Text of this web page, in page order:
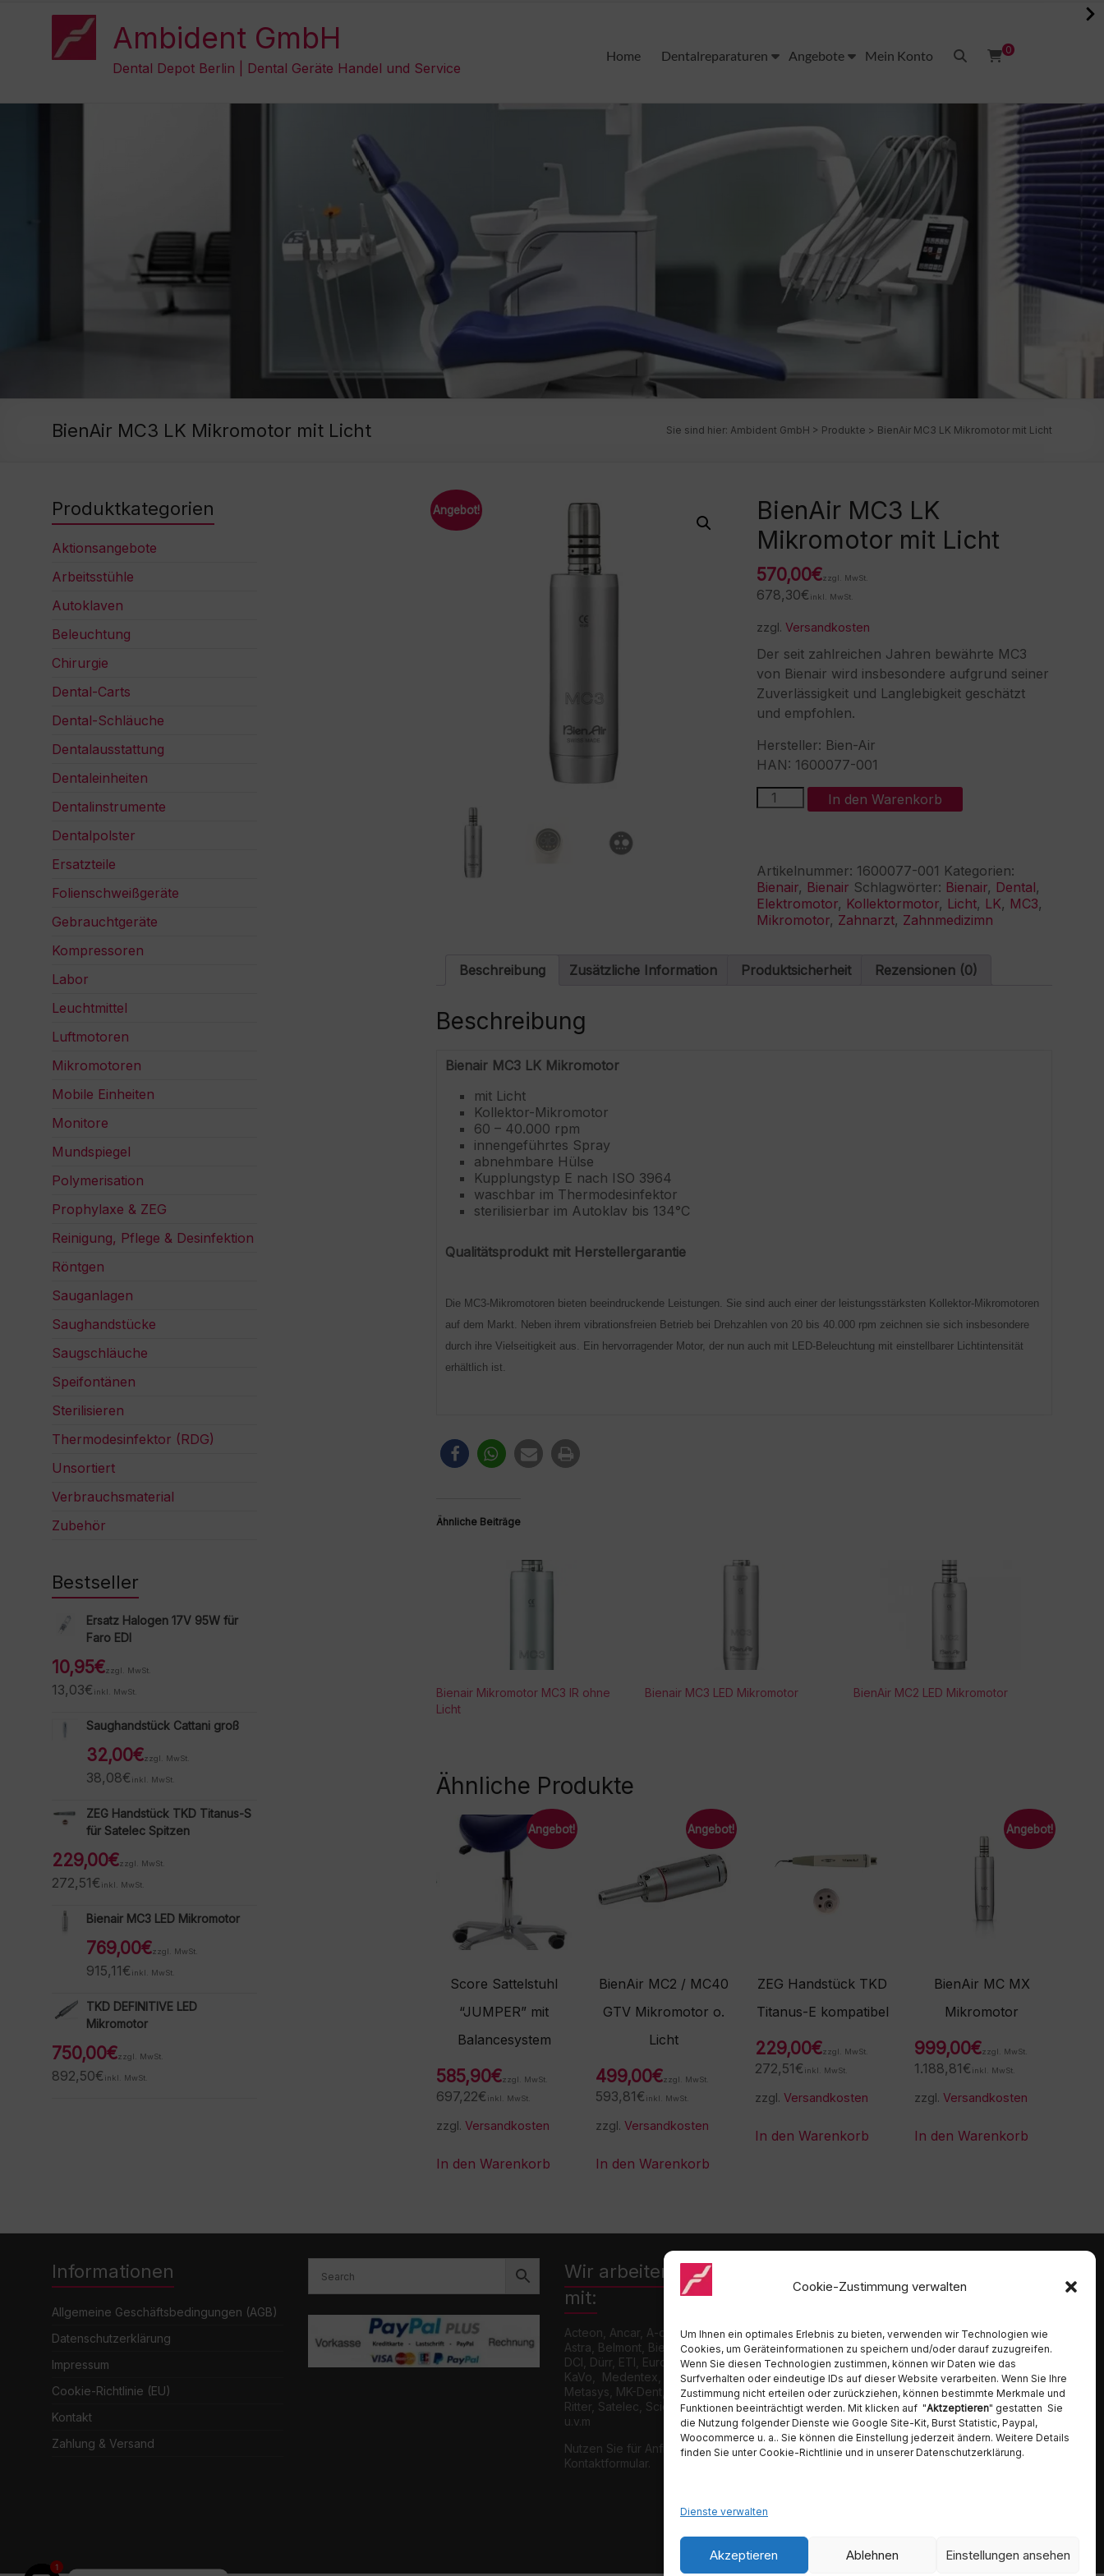
Cookie-Zustimmung verwalten
Um Ihnen ein optimales Erlebnis zu bieten, verwenden wir Technologien wie
Cookies, um Geräteinformationen zu speichern und/oder darauf zuzugreifen.
Wenn Sie diesen Technologien zustimmen, können wir Daten wie das
Surfverhalten oder eindeutige IDs auf dieser Website verarbeiten. Wenn Sie Ihre
Zustimmung nicht erteilen oder zurückziehen, können bestimmte Merkmale und
Funktionen beeinträchtigt werden. Mit klicken auf "Aktzeptieren" gestatten Sie
die Nutzung folgender Dienste wie Google Site-Kit, Burst Statistic, Paypal,
Woocommerce u. a.. Sie können die Einstellung jederzeit ändern. Weitere Details
finden Sie unter Cookie-Richtlinie und in unserer Datenschutzerklärung.
Dienste verwalten
Akzeptieren Ablehnen Einstellungen ansehen
Ambident GmbH
Dental Depot Berlin | Dental Geräte Handel und Service
0
Home Dentalreparaturen Angebote Mein Konto
BienAir MC3 LK Mikromotor mit Licht Sie sind hier: Ambident GmbH > Produkte > BienAir MC3 LK Mikromotor mit Licht
Angebot!
BienAir MC3 LK
Mikromotor mit Licht
570,00€zzgl. MwSt.
678,30€ inkl. MwSt.
zzgl. Versandkosten
Der seit zahlreichen Jahren bewährte MC3
von Bienair wird insbesondere aufgrund seiner
Zuverlässigkeit und Langlebigkeit geschätzt
und empfohlen.
Hersteller: Bien-Air
HAN: 1600077-001
BienAir
MC3
Licht
Menge
In den Warenkorb
n
a
t
i
e
:
Artikelnummer: 1600077-001 Kategorien:
Bienair, Bienair Schlagwörter: Bienair, Dental,
Elektromotor, Kollektormotor, Licht, LK, MC3,
Mikromotor, Zahnarzt, Zahnmedizimn
Beschreibung Zusätzliche Information Produktsicherheit Rezensionen (0)
Beschreibung
Bienair MC3 LK Mikromotor
mit Licht
Kollektor-Mikromotor
60 – 40.000 rpm
innengeführtes Spray
abnehmbare Hülse
Kupplungstyp E nach ISO 3964
waschbar im Thermodesinfektor
sterilisierbar im Autoklav bis 134°C
Qualitätsprodukt mit Herstellergarantie
Die MC3-Mikromotoren bieten beeindruckende Leistungen. Sie sind auch einer der leistungsstärksten Kollektor-Mikromotoren
auf dem Markt. Neben ihrem vibrationsfreien Betrieb bei Drehzahlen von 20 bis 40.000 rpm zeichnen sie sich insbesondere
durch ihre Vielseitigkeit aus. Ein hervorragender Motor, der nun auch mit LED-Beleuchtung mit einstellbarer Lichtintensität
erhältlich ist.
Ähnliche Beiträge
Bienair Mikromotor MC3 IR ohne
Licht
Bienair MC3 LED Mikromotor BienAir MC2 LED Mikromotor
Ähnliche Produkte
Angebot!
Score Sattelstuhl
“JUMPER” mit
Balancesystem
585,90€zzgl. MwSt.
697,22€ inkl. MwSt.
zzgl. Versandkosten
In den Warenkorb
Angebot!
BienAir MC2 / MC40
GTV Mikromotor o.
Licht
499,00€zzgl. MwSt.
593,81€ inkl. MwSt.
zzgl. Versandkosten
In den Warenkorb
ZEG Handstück TKD
Titanus-E kompatibel
229,00€zzgl. MwSt.
272,51€ inkl. MwSt.
zzgl. Versandkosten
In den Warenkorb
Angebot!
BienAir MC MX
Mikromotor
999,00€zzgl. MwSt.
1.188,81€ inkl. MwSt.
zzgl. Versandkosten
In den Warenkorb
Produktkategorien
Aktionsangebote
Arbeitsstühle
Autoklaven
Beleuchtung
Chirurgie
Dental-Carts
Dental-Schläuche
Dentalausstattung
Dentaleinheiten
Dentalinstrumente
Dentalpolster
Ersatzteile
Folienschweißgeräte
Gebrauchtgeräte
Kompressoren
Labor
Leuchtmittel
Luftmotoren
Mikromotoren
Mobile Einheiten
Monitore
Mundspiegel
Polymerisation
Prophylaxe & ZEG
Reinigung, Pflege & Desinfektion
Röntgen
Sauganlagen
Saughandstücke
Saugschläuche
Speifontänen
Sterilisieren
Thermodesinfektor (RDG)
Unsortiert
Verbrauchsmaterial
Zubehör
Bestseller
Ersatz Halogen 17V 95W für
Faro EDI
10,95€zzgl. MwSt.
13,03€ inkl. MwSt.
Saughandstück Cattani groß
32,00€zzgl. MwSt.
38,08€ inkl. MwSt.
ZEG Handstück TKD Titanus-S
für Satelec Spitzen
229,00€zzgl. MwSt.
272,51€ inkl. MwSt.
Bienair MC3 LED Mikromotor
769,00€zzgl. MwSt.
915,11€ inkl. MwSt.
TKD DEFINITIVE LED
Mikromotor
750,00€zzgl. MwSt.
892,50€ inkl. MwSt.
Informationen
Allgemeine Geschäftsbedingungen (AGB)
Datenschutzerklärung
Impressum
Cookie-Richtlinie (EU)
Kontakt
Zahlung & Versand
Wir arbeiten zusammen
mit:
Acteon, Ancar, A-dec, Adenysy, Alpro,
Astra, Belmont, Bien Air, Cattani, Chirana,
DCI, Dürr, ETI, Euronda, Faro, Gcomm,
KaVo, Medentex, Melag, Midmark,
Metasys, MK-Dent, NSK, Ophardt Hygiene,
Ritter, Satelec, Scican, TKD, Velopex,
u.v.m
Nutzen Sie für Anfragen unser
Kontaktformular.
13189 Berlin
Tel. 030 442 28 81
Fax.: 030 54 83 72 85
E-Mail: info@ambident.de
1